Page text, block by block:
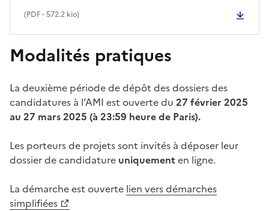
(PDF- 572.2 kio)
Modalités pratiques
La deuxième période de dépôt des dossiers des
candidatures à l’AMI est ouverte du 27 février 2025
au 27 mars 2025 (à 23:59 heure de Paris).
Les porteurs de projets sont invités à déposer leur
dossier de candidature uniquementen ligne.
La démarche est ouverte lien vers démarches
simplifiées